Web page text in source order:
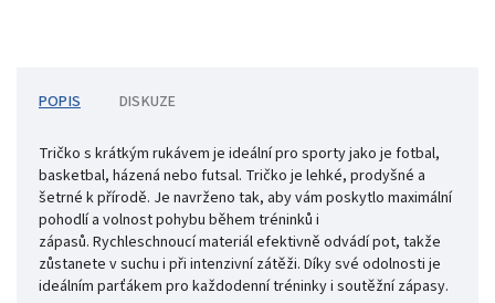
POPIS DISKUZE
Tričko s krátkým rukávem je ideální pro sporty jako je fotbal,
basketbal, házená nebo futsal. Tričko je lehké, prodyšné a
šetrné k přírodě. Je navrženo tak, aby vám poskytlo maximální
pohodlí a volnost pohybu během tréninků i
zápasů. Rychleschnoucí materiál efektivně odvádí pot, takže
zůstanete v suchu i při intenzivní zátěži. Díky své odolnosti je
ideálním parťákem pro každodenní tréninky i soutěžní zápasy.